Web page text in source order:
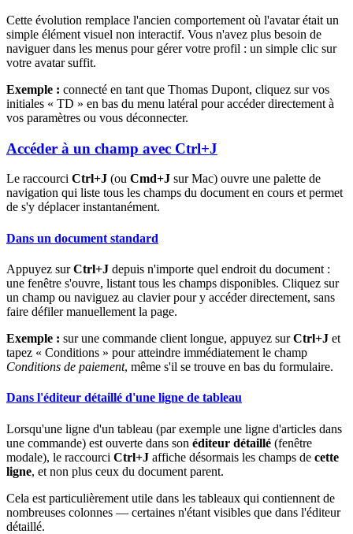
Cette évolution remplace l'ancien comportement où l'avatar était un
simple élément visuel non interactif. Vous n'avez plus besoin de
naviguer dans les menus pour gérer votre profil : un simple clic sur
votre avatar suffit.
Exemple : connecté en tant que Thomas Dupont, cliquez sur vos
initiales « TD » en bas du menu latéral pour accéder directement à
vos paramètres ou vous déconnecter.
Accéder à un champ avec Ctrl+J
Le raccourci Ctrl+J (ou Cmd+J sur Mac) ouvre une palette de
navigation qui liste tous les champs du document en cours et permet
de s'y déplacer instantanément.
Dans un document standard
Appuyez surCtrl+J depuis n'importe quel endroit du document :
une fenêtre s'ouvre, listant tous les champs disponibles. Cliquez sur
un champ ou naviguez au clavier pour y accéder directement, sans
faire défiler manuellement la page.
Exemple : sur une commande client longue, appuyez surCtrl+J et
tapez « Conditions » pour atteindre immédiatement le champ
Conditions de paiement, même s'il se trouve en bas du formulaire.
Dans l'éditeur détaillé d'une ligne de tableau
Lorsqu'une ligne d'un tableau (par exemple une ligne d'articles dans
une commande) est ouverte dans son éditeur détaillé (fenêtre
modale), le raccourci Ctrl+J affiche désormais les champs de cette
ligne, et non plus ceux du document parent.
Cela est particulièrement utile dans les tableaux qui contiennent de
nombreuses colonnes — certaines n'étant visibles que dans l'éditeur
détaillé.